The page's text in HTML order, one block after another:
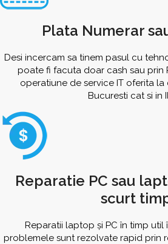
Plata Numerar
Desi incercam sa tinem pasul cu
poate fi facuta doar cash sau prin
operatiune de service IT oferita la
Bucuresti cat si in
Reparatie PC sau
scurt
Reparatii laptop și PC în timp util
problemele sunt rezolvate rapid prin